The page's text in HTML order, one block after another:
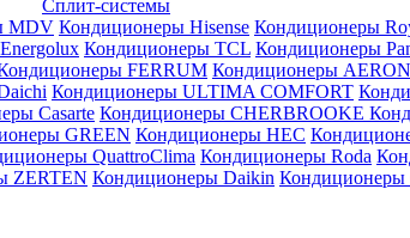
Сплит-системы
MDV Кондиционеры Hisense Кондиционеры
Кондиционеры TCL Кондиционеры
FERRUM Кондиционеры
Кондиционеры ULTIMA COMFORT
Casarte Кондиционеры CHERBROOKE
GREEN Кондиционеры HEC
QuattroClima Кондиционеры Roda
ZERTEN Кондиционеры Daikin